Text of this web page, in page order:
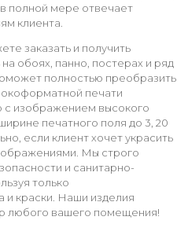
полной мере отвечает
клиента.
заказать и получить
обоях, панно, постерах и ряд
полностью преобразить
печати
с изображением высокого
печатного поля до 3, 20
если клиент хочет украсить
Мы строго
и санитарно-
только
и краски. Наши изделия
любого вашего помещения!